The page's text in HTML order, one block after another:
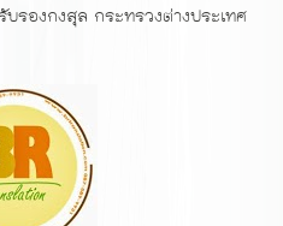
บรองกงสุล กระทรวงต่างประเทศ